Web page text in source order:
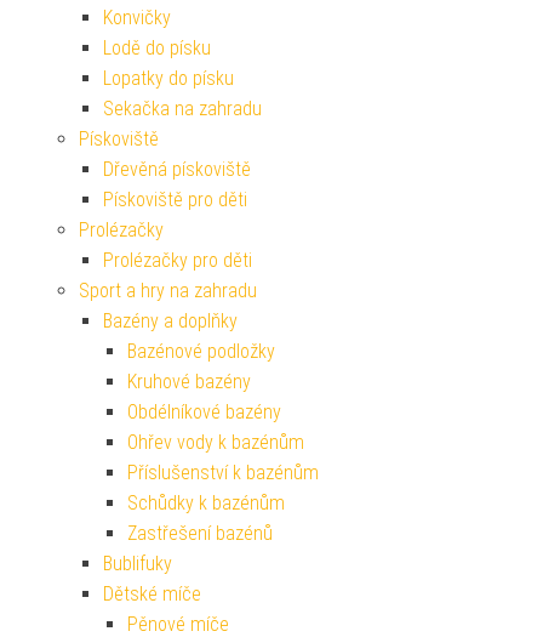
Konvičky
Lodě do písku
Lopatky do písku
Sekačka na zahradu
Pískoviště
Dřevěná pískoviště
Pískoviště pro děti
Prolézačky
Prolézačky pro děti
Sport a hry na zahradu
Bazény a doplňky
Bazénové podložky
Kruhové bazény
Obdélníkové bazény
Ohřev vody k bazénům
Příslušenství k bazénům
Schůdky k bazénům
Zastřešení bazénů
Bublifuky
Dětské míče
Pěnové míče